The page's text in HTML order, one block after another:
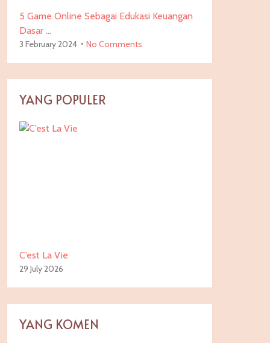
5 Game Online Sebagai Edukasi Keuangan
Dasar …
3 February 2024 No Comments
YANG POPULER
C’est La Vie
29 July 2026
YANG KOMEN